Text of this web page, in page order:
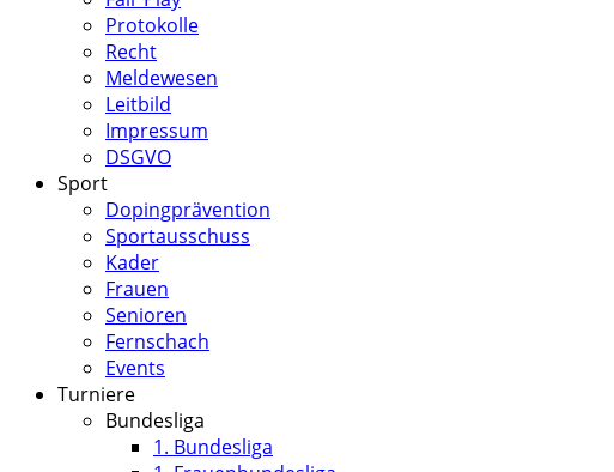
Protokolle
Recht
Meldewesen
Leitbild
Impressum
DSGVO
Sport
Dopingprävention
Sportausschuss
Kader
Frauen
Senioren
Fernschach
Events
Turniere
Bundesliga
1. Bundesliga